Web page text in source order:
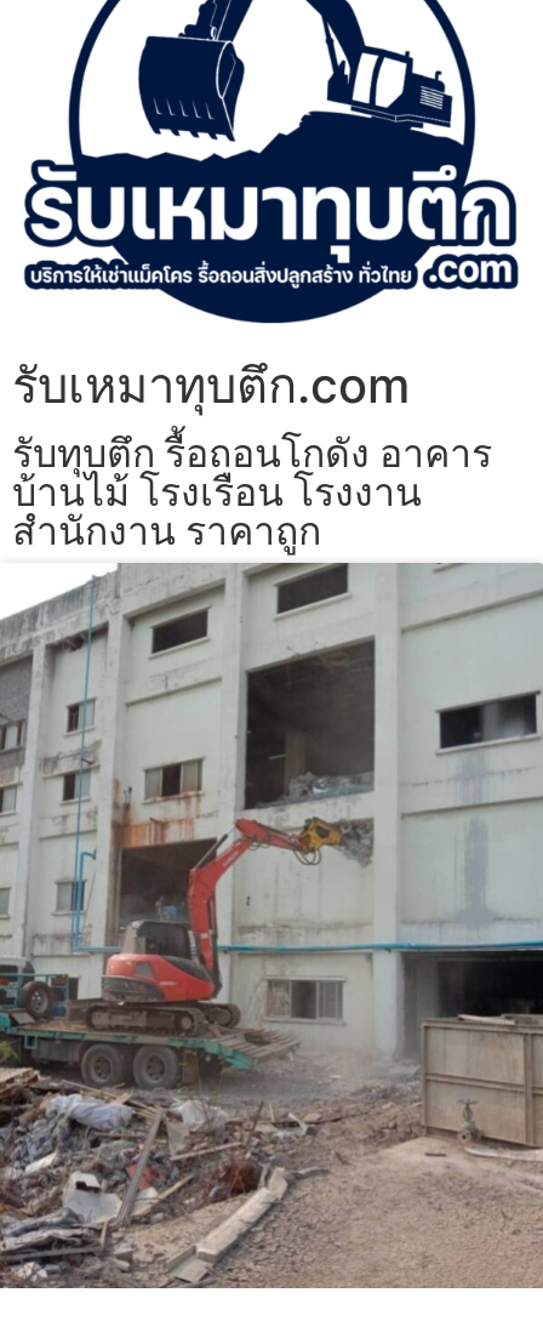
รับเหมาทุบตึก.com
รับทุบตึก รื้อถอนโกดัง อาคาร
บ้านไม้ โรงเรือน โรงงาน
สำนักงาน ราคาถูก